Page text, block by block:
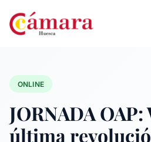
ONLINE
JORNADA
última